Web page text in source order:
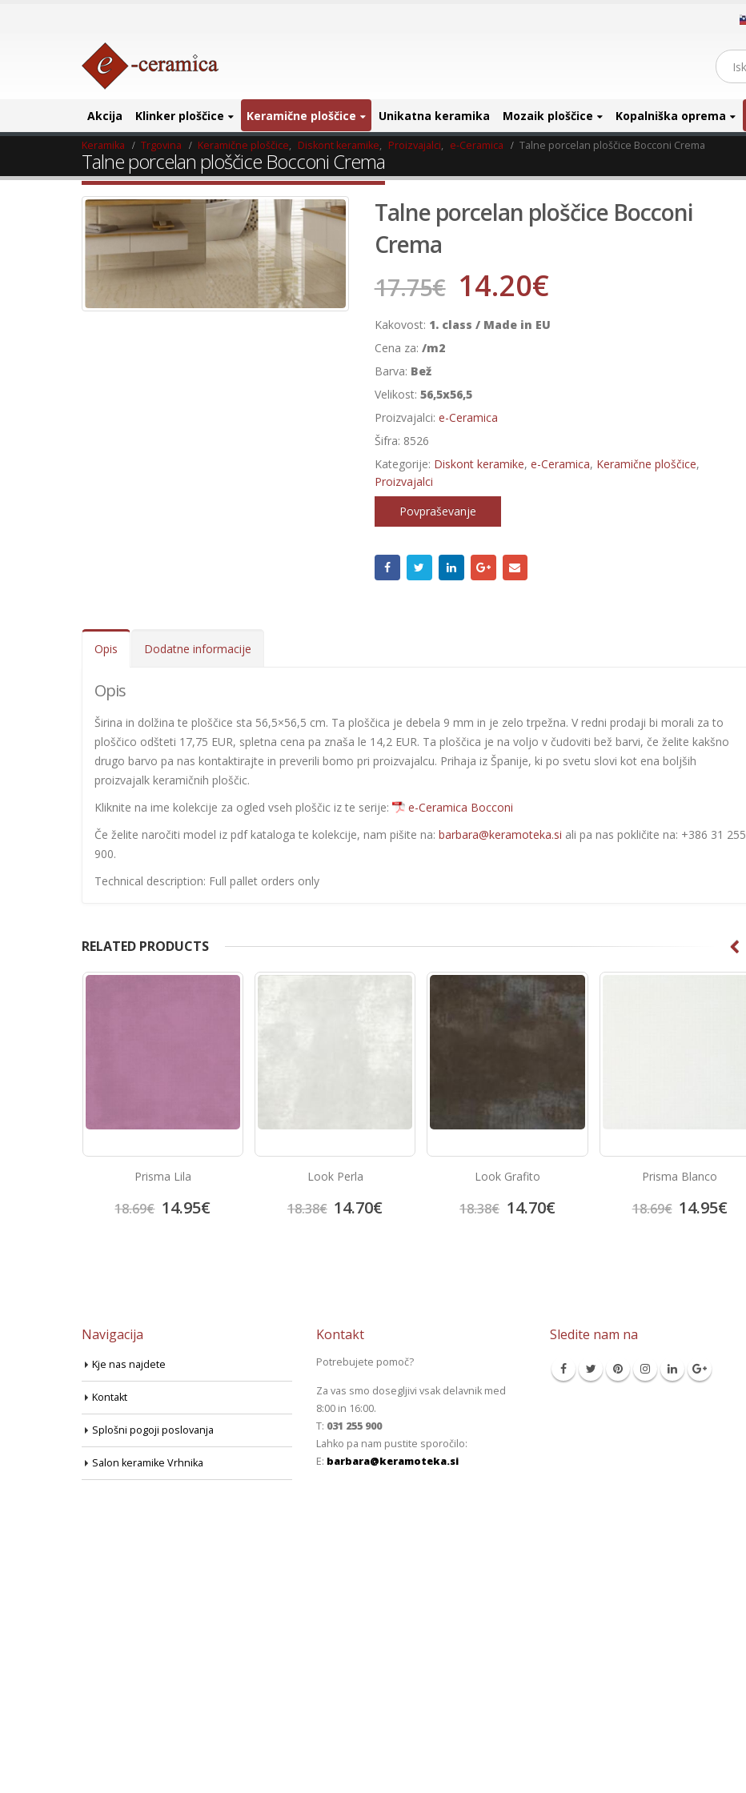
Akcija Klinker ploščice Keramične ploščice Unikatna keramika Mozaik ploščice Kopalniška oprema
Keramika Trgovina Keramične ploščice, Diskont keramike, Proizvajalci, e-Ceramica Talne porcelan ploščice Bocconi Crema
Talne porcelan ploščice Bocconi Crema
Talne porcelan ploščice Bocconi
Crema
17.75€ 14.20€
Kakovost: 1. class / Made in EU
Cena za: /m2
Barva: Bež
Velikost: 56,5x56,5
Proizvajalci: e-Ceramica
Šifra: 8526
Kategorije: Diskont keramike, e-Ceramica, Keramične ploščice,
Proizvajalci
Povpraševanje
Opis Dodatne informacije
Opis
Širina in dolžina te ploščice sta 56,5×56,5 cm. Ta ploščica je debela 9 mm in je zelo trpežna. V redni prodaji bi morali za to
ploščico odšteti 17,75 EUR, spletna cena pa znaša le 14,2 EUR. Ta ploščica je na voljo v čudoviti bež barvi, če želite kakšno
drugo barvo pa nas kontaktirajte in preverili bomo pri proizvajalcu. Prihaja iz Španije, ki po svetu slovi kot ena boljših
proizvajalk keramičnih ploščic.
Kliknite na ime kolekcije za ogled vseh ploščic iz te serije:
e-Ceramica Bocconi
Če želite naročiti model iz pdf kataloga te kolekcije, nam pišite na: barbara@keramoteka.si ali pa nas pokličite na: +386 31 255
900.
Technical description: Full pallet orders only
RELATED PRODUCTS
Look Perla
18.38€ 14.70€
Look Grafito
18.38€ 14.70€
Prisma Blanco
18.69€ 14.95€
Look Crema
18.38€ 14.70€
Navigacija
Kje nas najdete
Kontakt
Splošni pogoji poslovanja
Salon keramike Vrhnika
Kontakt
Potrebujete pomoč?
Za vas smo dosegljivi vsak delavnik med
8:00 in 16:00.
T: 031 255 900
Lahko pa nam pustite sporočilo:
E: barbara@keramoteka.si
Sledite nam na